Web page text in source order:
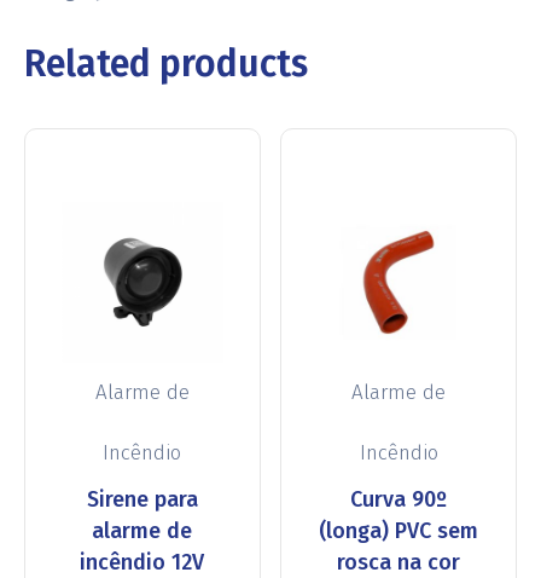
Related products
Alarme de
Incêndio
Sirene para
alarme de
incêndio 12V
Alarme de
Incêndio
Curva 90º
(longa) PVC sem
rosca na cor